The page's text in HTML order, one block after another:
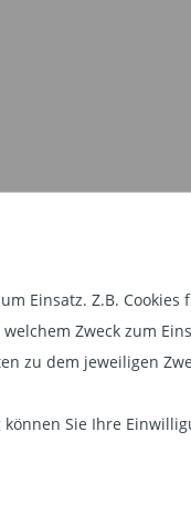
Einsatz. Z.B. Cookies
Zweck zum
zu dem jeweiligen
Sie Ihre